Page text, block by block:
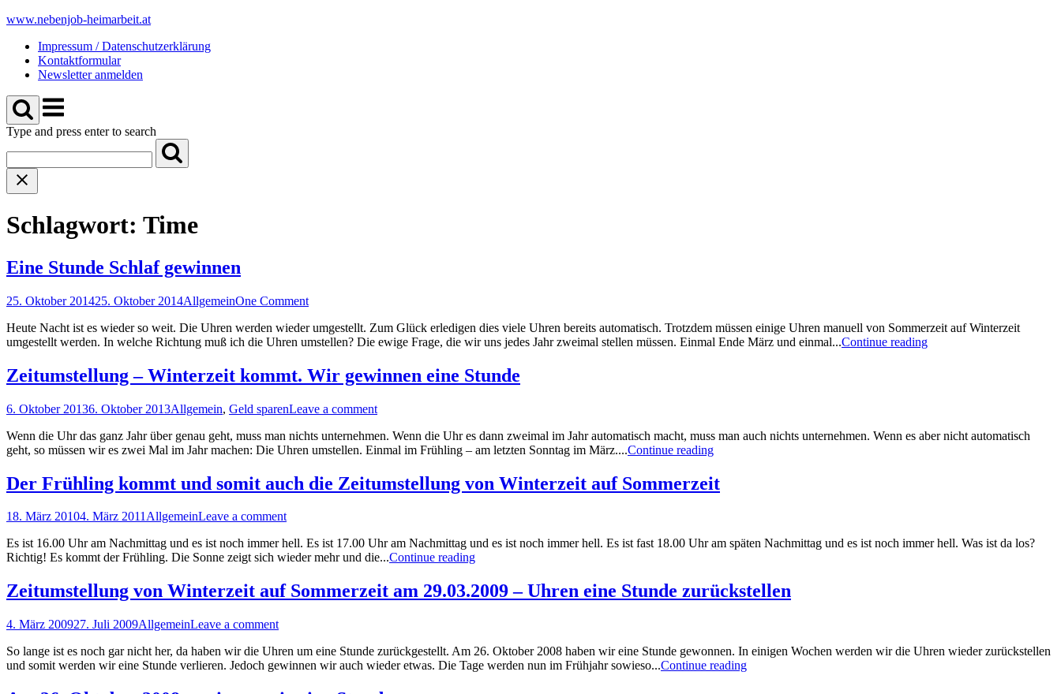
Skip
content
www.nebenjob-heimarbeit.at
Impressum / Datenschutzerklärung
Kontaktformular
Newsletter anmelden
Menu
Type and press enter to search
Schlagwort: Time
Eine Stunde Schlaf gewinnen
25. Oktober 201425. Oktober 2014AllgemeinOne Comment
Heute Nacht ist es wieder so weit. Die Uhren werden wieder umgestellt. Zum Glück erledigen dies viele Uhren bereits automatisch. Trotzdem müssen einige Uhren manuell von Sommerzeit auf Winterzeit
umgestellt werden. In welche Richtung muß ich die Uhren umstellen? Die ewige Frage, die wir uns jedes Jahr zweimal stellen müssen. Einmal Ende März und einmal...Continue reading
Zeitumstellung – Winterzeit kommt. Wir gewinnen eine Stunde
6. Oktober 20136. Oktober 2013Allgemein, Geld sparenLeave a comment
Wenn die Uhr das ganz Jahr über genau geht, muss man nichts unternehmen. Wenn die Uhr es dann zweimal im Jahr automatisch macht, muss man auch nichts unternehmen. Wenn es aber nicht automatisch
geht, so müssen wir es zwei Mal im Jahr machen: Die Uhren umstellen. Einmal im Frühling – am letzten Sonntag im März....Continue reading
Der Frühling kommt und somit auch die Zeitumstellung von Winterzeit auf Sommerzeit
18. März 20104. März 2011AllgemeinLeave a comment
Es ist 16.00 Uhr am Nachmittag und es ist noch immer hell. Es ist 17.00 Uhr am Nachmittag und es ist noch immer hell. Es ist fast 18.00 Uhr am späten Nachmittag und es ist noch immer hell. Was ist da los?
Richtig! Es kommt der Frühling. Die Sonne zeigt sich wieder mehr und die...Continue reading
Zeitumstellung von Winterzeit auf Sommerzeit am 29.03.2009 – Uhren eine Stunde zurückstellen
4. März 200927. Juli 2009AllgemeinLeave a comment
So lange ist es noch gar nicht her, da haben wir die Uhren um eine Stunde zurückgestellt. Am 26. Oktober 2008 haben wir eine Stunde gewonnen. In einigen Wochen werden wir die Uhren wieder zurückstellen
und somit werden wir eine Stunde verlieren. Jedoch gewinnen wir auch wieder etwas. Die Tage werden nun im Frühjahr sowieso...Continue reading